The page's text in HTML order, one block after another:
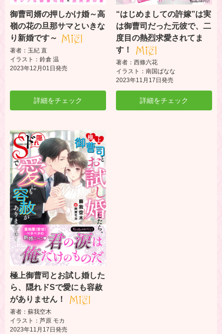
御曹司婿の押しかけ婚～高
嶺の花の旦那サマといきな
り新婚です～
著者：玉紀 直
イラスト：鈴倉 温
2023年12月01日発売
詳細をチェック
“はじめましての許嫁”は実
は御曹司だった元彼で、二
度目の熱烈求愛されてま
す！
著者：西條六花
イラスト：南国ばなな
2023年11月17日発売
詳細をチェック
極上御曹司とお試し婚した
ら、隠れドSで愛にも容赦
がありません！
著者：蘇我空木
イラスト：芦原 モカ
2023年11月17日発売